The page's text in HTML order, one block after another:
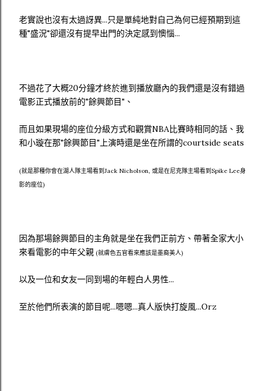
老實說也沒有太過訝異...只是單純地對自己為何已經預期到這
種"盛況"卻還沒有提早出門的決定感到懊惱...
不過花了大概20分鐘才終於進到播放廳內的我們還是沒有錯過
電影正式播放前的"餘興節目"、
而且如果現場的座位分級方式和觀賞NBA比賽時相同的話、我
和小璇在那"餘興節目"上演時還是坐在所謂的courtside seats
(就是那種你會在湖人隊主場看到Jack Nicholson, 或是在尼克隊主場看到Spike Lee身
影的座位)
因為那場餘興節目的主角就是坐在我們正前方、帶著全家大小
來看電影的中年父親 (就膚色五官看來應該是墨裔美人)
以及一位和女友一同到場的年輕白人男性...
至於他們所表演的節目呢...嗯嗯...真人版快打旋風...Orz